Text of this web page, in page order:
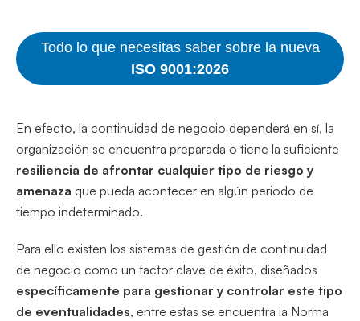
Todo lo que necesitas saber sobre la nueva
ISO 9001:2026
En efecto, la continuidad de negocio dependerá en sí, la
organización se encuentra preparada o tiene la suficiente
resiliencia de afrontar cualquier tipo de riesgo y
amenaza que pueda acontecer en algún periodo de
tiempo indeterminado.
Para ello existen los sistemas de gestión de continuidad
de negocio como un factor clave de éxito, diseñados
específicamente para gestionar y controlar este tipo
de eventualidades, entre estas se encuentra la Norma